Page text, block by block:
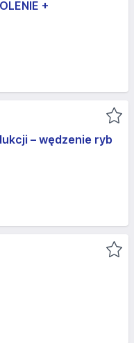
+
– wędzenie ryb